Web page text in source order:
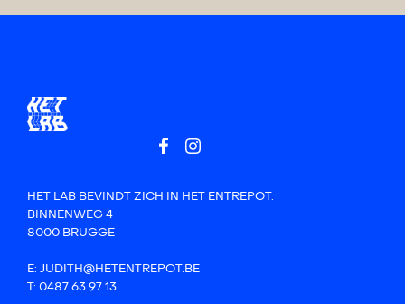
HET LAB BEVINDT ZICH IN HET ENTREPOT:
BINNENWEG 4
8000 BRUGGE
E: JUDITH@HETENTREPOT.BE
T: 0487 63 97 13